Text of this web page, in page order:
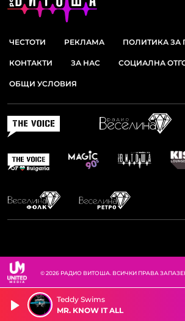
Teddy Swims
MR. KNOW IT ALL
ЧЕСТОТИ РЕКЛАМА ПОЛИТИКА ЗА
КОНТАКТИ ЗА НАС СОЦИАЛНА
ОБЩИ УСЛОВИЯ
© 2026 РАДИО ВИТОША. ВСИЧКИ ПРАВА